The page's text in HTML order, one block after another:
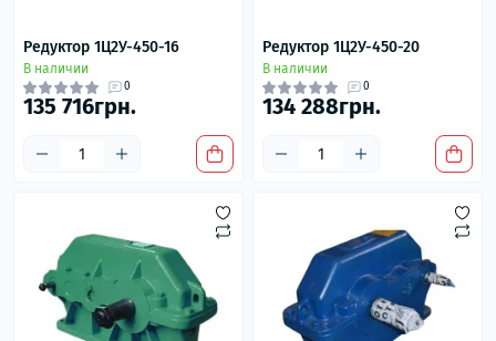
Редуктор 1Ц2У-450-16
В наличии
0
135 716грн.
Редуктор 1Ц2У-450-20
В наличии
0
134 288грн.